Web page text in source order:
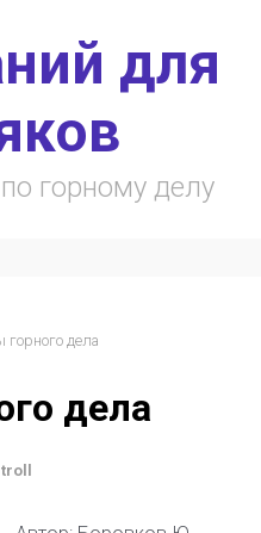
для
горному делу
горного дела
дела
troll